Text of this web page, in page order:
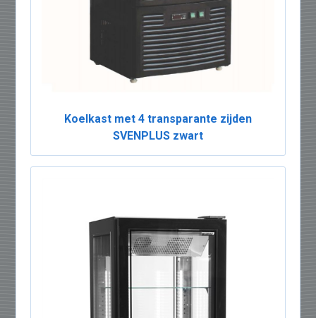
Koelkast met 4 transparante zijden
SVENPLUS zwart